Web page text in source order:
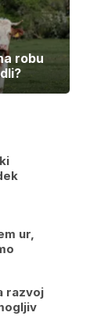
robu
ur,
razvoj